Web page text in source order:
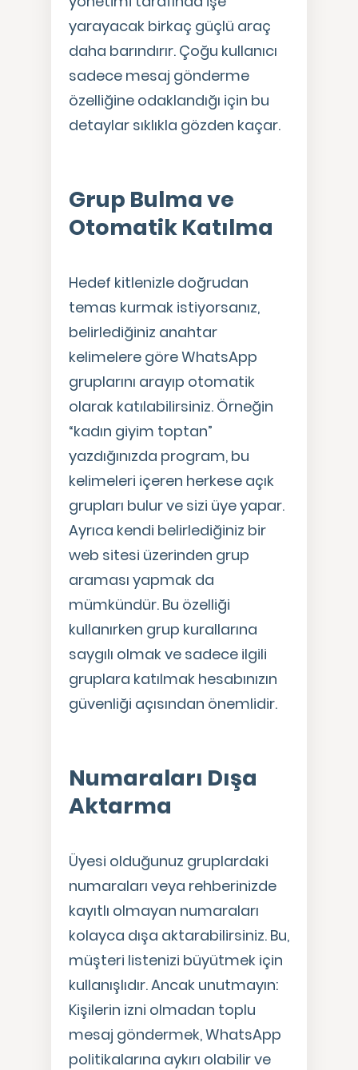
yarayacak birkaç güçlü araç
daha barındırır. Çoğu kullanıcı
sadece mesaj gönderme
özelliğine odaklandığı için bu
detaylar sıklıkla gözden kaçar.
Grup Bulma ve
Otomatik Katılma
Hedef kitlenizle doğrudan
temas kurmak istiyorsanız,
belirlediğiniz anahtar
kelimelere göre WhatsApp
gruplarını arayıp otomatik
olarak katılabilirsiniz. Örneğin
“kadın giyim toptan”
yazdığınızda program, bu
kelimeleri içeren herkese açık
grupları bulur ve sizi üye yapar.
Ayrıca kendi belirlediğiniz bir
web sitesi üzerinden grup
araması yapmak da
mümkündür. Bu özelliği
kullanırken grup kurallarına
saygılı olmak ve sadece ilgili
gruplara katılmak hesabınızın
güvenliği açısından önemlidir.
Numaraları Dışa
Aktarma
Üyesi olduğunuz gruplardaki
numaraları veya rehberinizde
kayıtlı olmayan numaraları
kolayca dışa aktarabilirsiniz. Bu,
müşteri listenizi büyütmek için
kullanışlıdır. Ancak unutmayın:
Kişilerin izni olmadan toplu
mesaj göndermek, WhatsApp
politikalarına aykırı olabilir ve